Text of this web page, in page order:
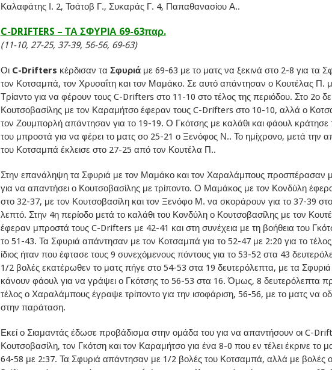
Καλαφάτης Ι. 2, Τσάτοβ Γ., Συκαράς Γ. 4, Παπαθανασίου Α..
C-DRIFTERS – ΤΑ ΣΦΥΡΙΑ 69-63παρ.
(11-10, 27-25, 37-39, 56-56, 69-63)
Οι C-Drifters κέρδισαν τα Σφυριά με 69-63 με το ματς να ξεκινά στο 2-8 για τα
τον Κοτσαμπά, τον Χρυσαΐτη και τον Μαμάκο. Σε αυτό απάντησαν ο Κουτέλας Π.
Τρίαντο για να φέρουν τους C-Drifters στο 11-10 στο τέλος της περιόδου. Στο 2ο
Κουτσοβασίλης με τον Καραμήτσο έφεραν τους C-Drifters στο 10-10, αλλά ο
τον Ζουμπορλή απάντησαν για το 19-19. Ο Γκότσης με καλάθι και φάουλ κράτησε
του μπροστά για να φέρει το ματς σο 25-21 ο Ξενόφος Ν.. Το ημίχρονο, μετά την
του Κοτσαμπά έκλεισε στο 27-25 από τον Κουτέλα Π..
Στην επανάληψη τα Σφυριά με τον Μαμάκο και τον Χαραλάμπους προσπέρασαν
για να απαντήσει ο Κουτσοβασίλης με τρίποντο. Ο Μαμάκος με τον Κονδύλη
στο 32-37, με τον Κουτσοβασίλη και τον Ξενόφο Μ. να σκοράρουν για το 37-39
λεπτό. Στην 4η περίοδο μετά το καλάθι του Κονδύλη ο Κουτσοβασίλης με τον
έφεραν μπροστά τους C-Drifters με 42-41 και στη συνέχεια με τη βοήθεια του
το 51-43. Τα Σφυριά απάντησαν με τον Κοτσαμπά για το 52-47 με 2:20 για το
ίδιος ήταν που έφτασε τους 9 συνεχόμενους πόντους για το 53-52 στα 43
1/2 βολές εκατέρωθεν το ματς πήγε στο 54-53 στα 19 δευτερόλεπτα, με τα
κάνουν φάουλ για να γράψει ο Γκότσης το 56-53 στα 16. Όμως, 8 δευτερόλεπτα
τέλος ο Χαραλάμπους έγραψε τρίποντο για την ισοφάριση, 56-56, με το ματς να
στην παράταση.
Εκεί ο Σιαμαντάς έδωσε προβάδισμα στην ομάδα του για να απαντήσουν οι C-
Κουτσοβασίλη, τον Γκότση και τον Καραμήτσο για ένα 8-0 που εν τέλει έκρινε το
64-58 με 2:37. Τα Σφυριά απάντησαν με 1/2 βολές του Κοτσαμπά, αλλά με βολές